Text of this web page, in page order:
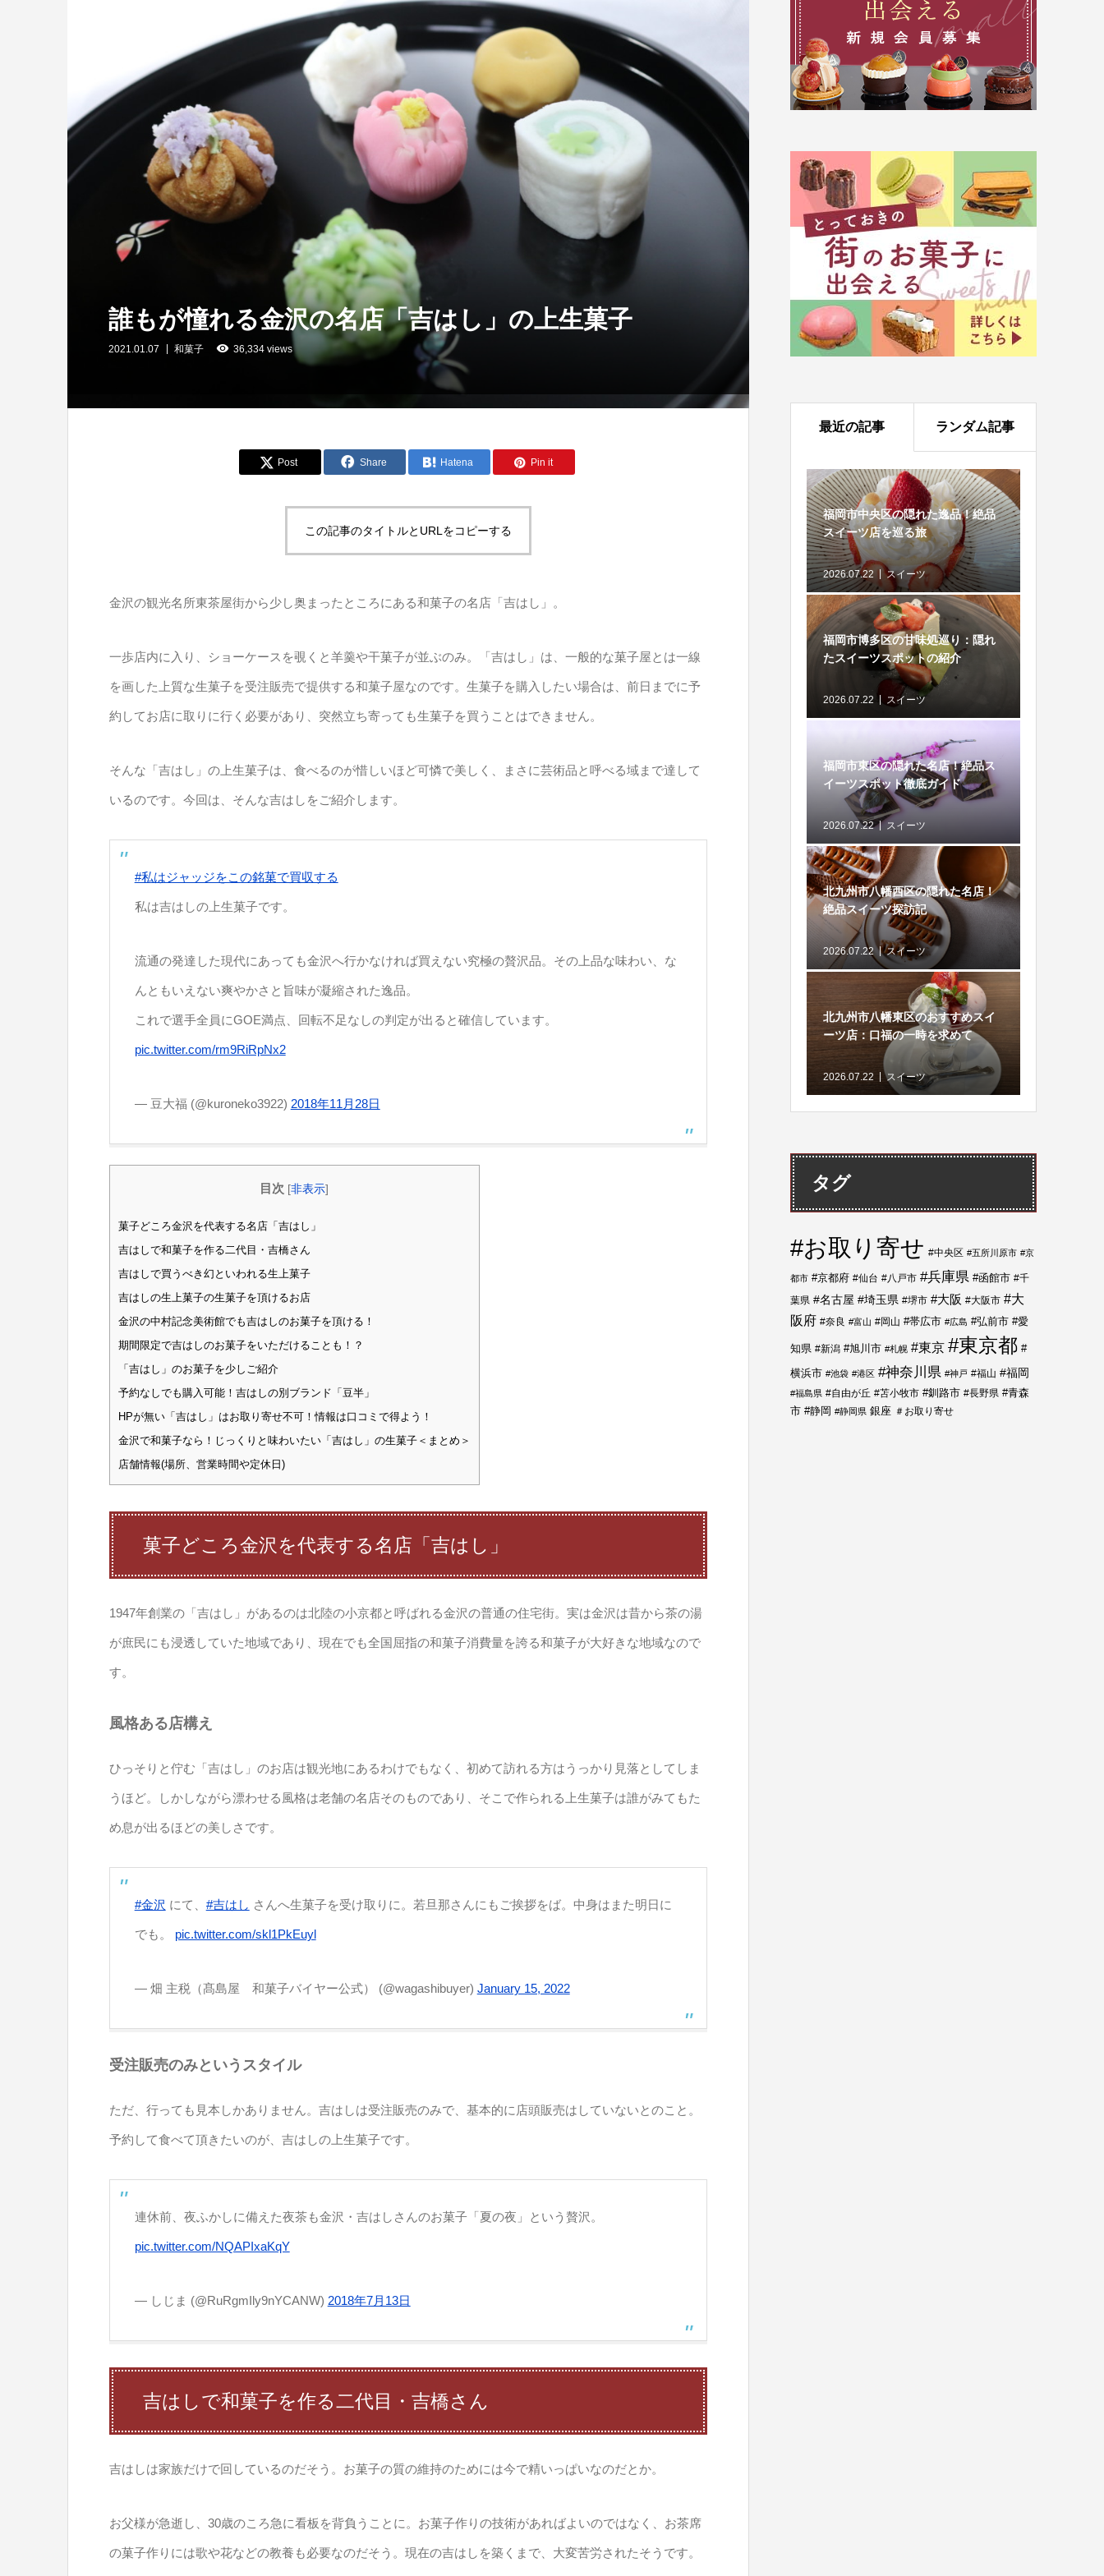
誰もが憧れる金沢の名店「吉はし」の上生菓子
2021.01.07 和菓子 36,334 views
Post Share Hatena Pin it
この記事のタイトルとURLをコピーする
金沢の観光名所東茶屋街から少し奥まったところにある和菓子の名店「吉はし」。
一歩店内に入り、ショーケースを覗くと羊羹や干菓子が並ぶのみ。「吉はし」は、一般的な菓子屋とは一線
を画した上質な生菓子を受注販売で提供する和菓子屋なのです。生菓子を購入したい場合は、前日までに予
約してお店に取りに行く必要があり、突然立ち寄っても生菓子を買うことはできません。
そんな「吉はし」の上生菓子は、食べるのが惜しいほど可憐で美しく、まさに芸術品と呼べる域まで達して
いるのです。今回は、そんな吉はしをご紹介します。
#私はジャッジをこの銘菓で買収する
私は吉はしの上生菓子です。
流通の発達した現代にあっても金沢へ行かなければ買えない究極の贅沢品。その上品な味わい、な
んともいえない爽やかさと旨味が凝縮された逸品。
これで選手全員にGOE満点、回転不足なしの判定が出ると確信しています。
pic.twitter.com/rm9RiRpNx2
— 豆大福 (@kuroneko3922) 2018年11月28日
目次 [非表示]
菓子どころ金沢を代表する名店「吉はし」
吉はしで和菓子を作る二代目・吉橋さん
吉はしで買うべき幻といわれる生上菓子
吉はしの生上菓子の生菓子を頂けるお店
金沢の中村記念美術館でも吉はしのお菓子を頂ける！
期間限定で吉はしのお菓子をいただけることも！？
「吉はし」のお菓子を少しご紹介
予約なしでも購入可能！吉はしの別ブランド「豆半」
HPが無い「吉はし」はお取り寄せ不可！情報は口コミで得よう！
金沢で和菓子なら！じっくりと味わいたい「吉はし」の生菓子＜まとめ＞
店舗情報(場所、営業時間や定休日)
菓子どころ金沢を代表する名店「吉はし」
1947年創業の「吉はし」があるのは北陸の小京都と呼ばれる金沢の普通の住宅街。実は金沢は昔から茶の湯
が庶民にも浸透していた地域であり、現在でも全国屈指の和菓子消費量を誇る和菓子が大好きな地域なので
す。
風格ある店構え
ひっそりと佇む「吉はし」のお店は観光地にあるわけでもなく、初めて訪れる方はうっかり見落としてしま
うほど。しかしながら漂わせる風格は老舗の名店そのものであり、そこで作られる上生菓子は誰がみてもた
め息が出るほどの美しさです。
#金沢 にて、 #吉はし さんへ生菓子を受け取りに。若旦那さんにもご挨拶をば。中身はまた明日に
でも。 pic.twitter.com/skl1PkEuyl
— 畑 主税（髙島屋 和菓子バイヤー公式） (@wagashibuyer) January 15, 2022
受注販売のみというスタイル
ただ、行っても見本しかありません。吉はしは受注販売のみで、基本的に店頭販売はしていないとのこと。
予約して食べて頂きたいのが、吉はしの上生菓子です。
連休前、夜ふかしに備えた夜茶も金沢・吉はしさんのお菓子「夏の夜」という贅沢。
pic.twitter.com/NQAPIxaKqY
— しじま (@RuRgmIly9nYCANW) 2018年7月13日
吉はしで和菓子を作る二代目・吉橋さん
吉はしは家族だけで回しているのだそう。お菓子の質の維持のためには今で精いっぱいなのだとか。
お父様が急逝し、30歳のころ急に看板を背負うことに。お菓子作りの技術があればよいのではなく、お茶席
の菓子作りには歌や花などの教養も必要なのだそう。現在の吉はしを築くまで、大変苦労されたそうです。
最近の記事 ランダム記事
福岡市中央区の隠れた逸品！絶品
スイーツ店を巡る旅
2026.07.22 スイーツ
福岡市博多区の甘味処巡り：隠れ
たスイーツスポットの紹介
2026.07.22 スイーツ
福岡市東区の隠れた名店！絶品ス
イーツスポット徹底ガイド
2026.07.22 スイーツ
北九州市八幡西区の隠れた名店！
絶品スイーツ探訪記
2026.07.22 スイーツ
北九州市八幡東区のおすすめスイ
ーツ店：口福の一時を求めて
2026.07.22 スイーツ
タグ
#お取り寄せ #中央区 #五所川原市 #京
都市 #京都府 #仙台 #八戸市 #兵庫県 #函館市 #千
葉県 #名古屋 #埼玉県 #堺市 #大阪 #大阪市 #大
阪府 #奈良 #富山 #岡山 #帯広市 #広島 #弘前市 #愛
知県 #新潟 #旭川市 #札幌 #東京 #東京都 #
横浜市 #池袋 #港区 #神奈川県 #神戸 #福山 #福岡
#福島県 #自由が丘 #苫小牧市 #釧路市 #長野県 #青森
市 #静岡 #静岡県 銀座 ＃お取り寄せ